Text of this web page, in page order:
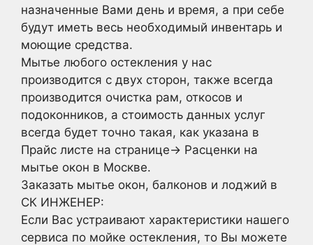
назначенные Вами день и время, а при себе
будут иметь весь необходимый инвентарь и
моющие средства.
Мытье любого остекления у нас
производится с двух сторон, также всегда
производится очистка рам, откосов и
подоконников, а стоимость данных услуг
всегда будет точно такая, как указана в
Прайс листе на странице-> Расценки на
мытье окон в Москве.
Заказать мытье окон, балконов и лоджий в
СК ИНЖЕНЕР:
Если Вас устраивают характеристики нашего
сервиса по мойке остекления, то Вы можете